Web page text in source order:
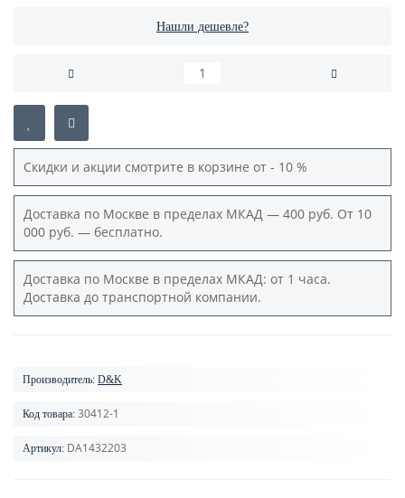
Нашли дешевле?
Скидки и акции смотрите в корзине от - 10 %
Доставка по Москве в пределах МКАД — 400 руб. От 10
000 руб. — бесплатно.
Доставка по Москве в пределах МКАД: от 1 часа.
Доставка до транспортной компании.
Производитель: D&K
Код товара: 30412-1
Артикул: DA1432203